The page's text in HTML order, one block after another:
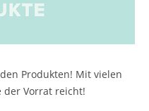
Produkten! Mit vielen
der Vorrat reicht!